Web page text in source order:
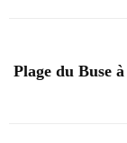
Plage du Buse